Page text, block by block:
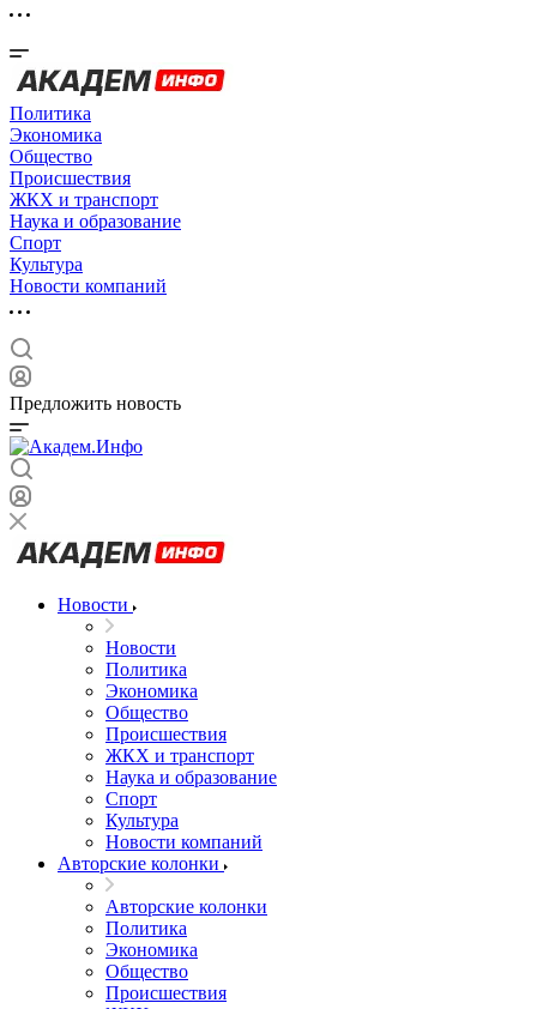
Политика
Экономика
Общество
Происшествия
ЖКХ и транспорт
Наука и образование
Спорт
Культура
Новости компаний
Предложить новость
Новости
Новости
Политика
Экономика
Общество
Происшествия
ЖКХ и транспорт
Наука и образование
Спорт
Культура
Новости компаний
Авторские колонки
Авторские колонки
Политика
Экономика
Общество
Происшествия